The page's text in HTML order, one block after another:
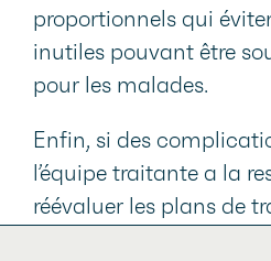
proportionnels qui
inutiles pouvant être
pour les malades.
Enfin, si des
l’équipe traitante a la
réévaluer les plans de